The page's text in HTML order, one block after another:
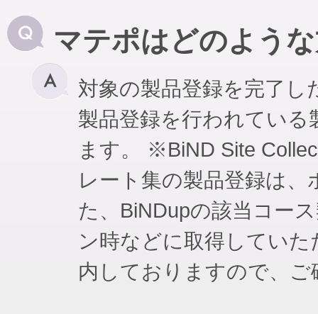
マテポはどのよう
対象の製品登録を完了
製品登録を行われてい
ます。 ※BiND Site
レート集の製品登録は
た、BiNDupの該当コー
ン時などに取得してい
内しておりますので、